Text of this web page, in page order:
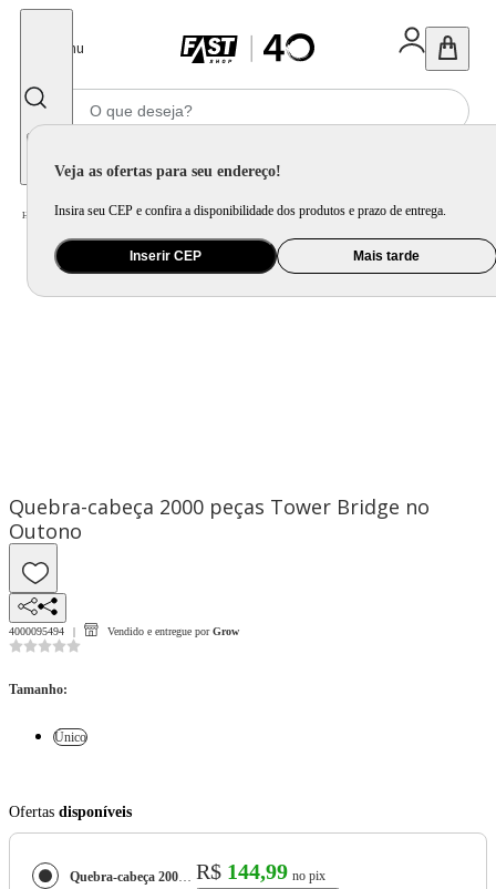
Menu
Veja as ofertas para seu endereço!
Insira seu CEP e confira a disponibilidade dos produtos e prazo de entrega.
Inserir CEP Mais tarde
Home Brinquedo e Colecionável / Jogo e Quebra-Cabeça
Quebra-cabeça 2000 peças Tower Bridge no
Outono
4000095494 Vendido e entregue por Grow
Tamanho:
Único
Ofertas disponíveis
Quebra-cabeça 2000 peças Tower Bridge no Outono R$ 144,99 no pix